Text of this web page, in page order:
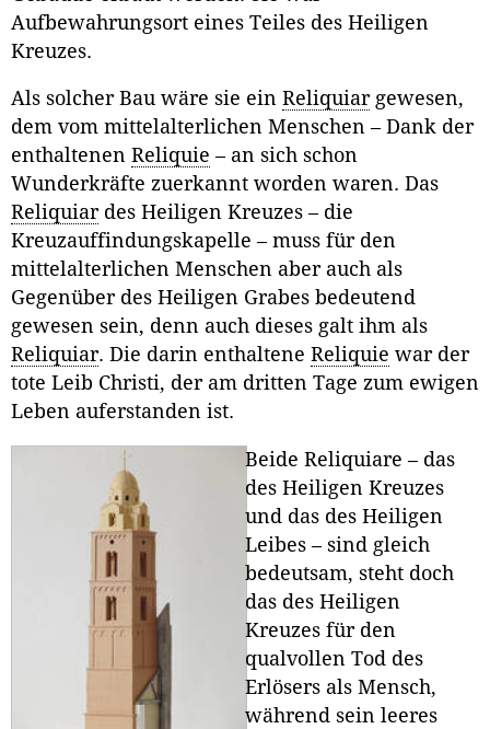
Aufbewahrungsort eines Teiles des Heiligen
Kreuzes.
Als solcher Bau wäre sie ein Reliquiargewesen,
dem vom mittelalterlichen Menschen – Dank der
enthaltenen Reliquie – an sich schon
Wunderkräfte zuerkannt worden waren. Das
Reliquiardes Heiligen Kreuzes – die
Kreuzauffindungskapelle – muss für den
mittelalterlichen Menschen aber auch als
Gegenüber des Heiligen Grabes bedeutend
gewesen sein, denn auch dieses galt ihm als
Reliquiar. Die darin enthaltene Reliquie war der
tote Leib Christi, der am dritten Tage zum ewigen
Leben auferstanden ist.
Beide Reliquiare – das
des Heiligen Kreuzes
und das des Heiligen
Leibes – sind gleich
bedeutsam, steht doch
das des Heiligen
Kreuzes für den
qualvollen Tod des
Erlösers als Mensch,
während sein leeres